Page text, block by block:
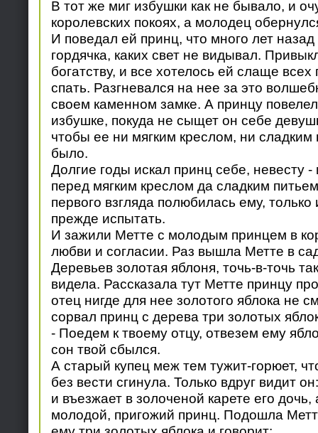
В тот же миг избушки как не бывало, и
королевских покоях, а молодец
И поведал ей принц, что много лет
гордячка, каких свет не видывал.
богатству, и все хотелось ей слаще всех
спать. Разгневался на нее за это
своем каменном замке. А принцу
избушке, покуда не сыщет он себе
чтобы ее ни мягким креслом, ни сладким
было.
Долгие годы искал принц себе, невесту
перед мягким креслом да сладким
первого взгляда полюбилась ему,
прежде испытать.
И зажили Метте с молодым принцем в
любви и согласии. Раз вышла Метте в
Деревьев золотая яблоня, точь-в-точь
видела. Рассказала тут Метте принцу
отец нигде для нее золотого яблока не
сорвал принц с дерева три золотых
- Поедем к твоему отцу, отвезем ему
сон твой сбылся.
А старый купец меж тем тужит-горюет,
без вести сгинула. Только вдруг видит
и въезжает в золоченой карете его
молодой, пригожий принц. Подошла